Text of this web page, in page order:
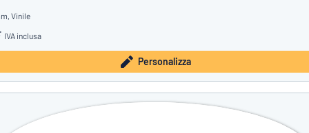
Vinile
IVA inclusa
Personalizza